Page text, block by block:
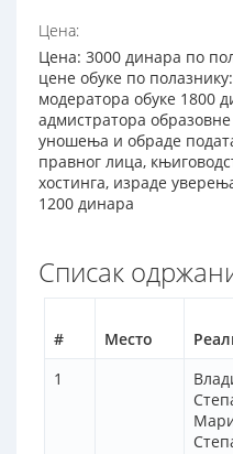
Цена:
Цена: 3000 динара по
цене обуке по
модератора обуке 1800
адмистратора
уношења и обраде
правног лица,
хостинга, израде
1200 динара
Списак
# Место
1